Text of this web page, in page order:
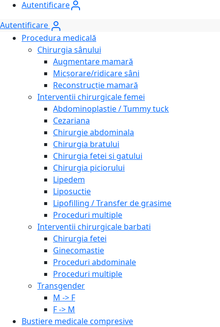
Autentificare
Autentificare
Procedura medicală
Chirurgia sânului
Augmentare mamară
Micșorare/ridicare sâni
Reconstrucție mamară
Interventii chirurgicale femei
Abdominoplastie / Tummy tuck
Cezariana
Chirurgie abdominala
Chirurgia bratului
Chirurgia fetei si gatului
Chirurgia piciorului
Lipedem
Liposuctie
Lipofilling / Transfer de grasime
Proceduri multiple
Interventii chirurgicale barbati
Chirurgia fetei
Ginecomastie
Proceduri abdominale
Proceduri multiple
Transgender
M -> F
F -> M
Bustiere medicale compresive